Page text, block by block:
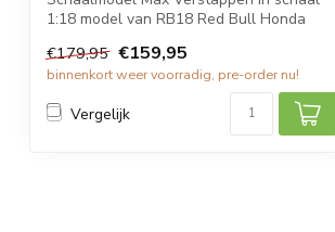
1:18 model van RB18 Red Bull Honda
€179,95 €159,95
binnenkort weer voorradig, pre-order nu!
Vergelijk